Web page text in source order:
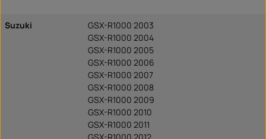
Suzuki
GSX-R1000 2003
GSX-R1000 2004
GSX-R1000 2005
GSX-R1000 2006
GSX-R1000 2007
GSX-R1000 2008
GSX-R1000 2009
GSX-R1000 2010
GSX-R1000 2011
GSX-R1000 2012